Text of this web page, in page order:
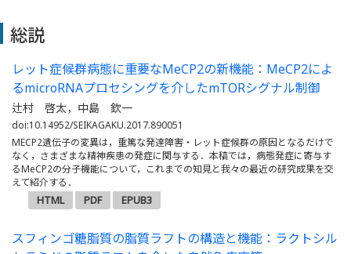
総説
レット症候群病態に重要なMeCP2の新機能：MeCP2によ
るmicroRNAプロセシングを介したmTORシグナル制御
辻村 啓太，中島 欽一
doi:10.14952/SEIKAGAKU.2017.890051
MECP2遺伝子の変異は，重篤な発達障害・レット症候群の原因となるだけで
なく，さまざまな精神疾患の発症に関与する．本稿では，病態発症に寄与す
るMeCP2の分子機能について，これまでの知見と我々の最近の研究成果を交
えて紹介する．
HTML PDF EPUB3
スフィンゴ糖脂質の脂質ラフトの構造と機能：ラクトシル